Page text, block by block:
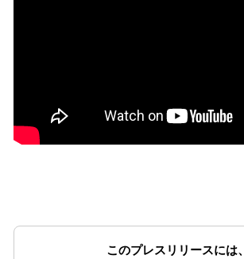
このプレスリリースには、